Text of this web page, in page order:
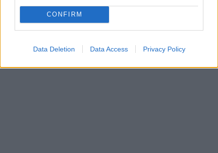
CONFIRM
Data Deletion Data Access Privacy Policy